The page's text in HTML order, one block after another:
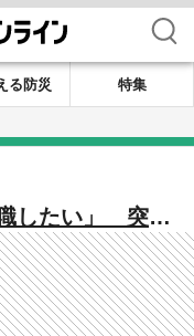
検索
る防災
特集
したい」 突然
行政から見放
者制度の導入
な説明に怒り